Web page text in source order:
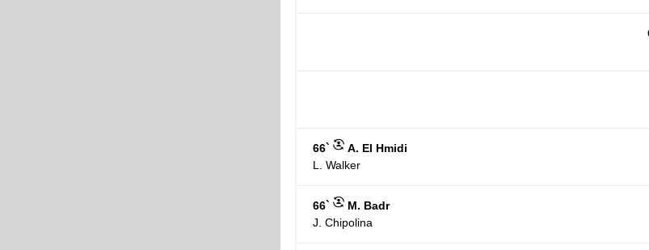
66`
A. El Hmidi
L. Walker
66`
M. Badr
J. Chipolina